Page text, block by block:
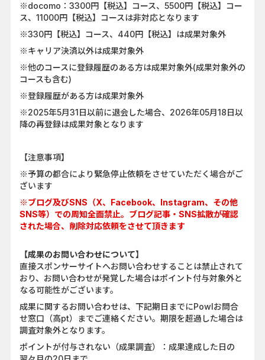
※docomo：3300円【税込】コース、5500円【税込】コー
ス、11000円【税込】コースは非対応となります
※330円【税込】コース、440円【税込】は成果対象外
※キャリア決済以外は成果対象外
※他のコースに登録履歴のある方は成果対象外(成果対象外の
コースも含む)
※登録履歴がある方は成果対象外
※2025年5月31日以前に退会した場合、2026年05月18日以
降の再登録は成果対象となります
【注意事項】
※予算の都合により緊急停止依頼をさせていただく場合がご
ざいます
※ブログ及びSNS（X、Facebook、Instagram、その他
SNS等）での周知全面禁止。ブログ記事・SNS拡散が確認
された場合、削除対応依頼をさせて頂きます
【成果のお問い合わせについて】
直接スポンサーサイトへお問い合わせすることは禁止されて
おり、お問い合わせが発覚した場合はポイント付与対象外と
なる可能性がございます。
成果に関するお問い合わせは、下記期日までにPowlお問合
せ窓口（高pt）までご連絡ください。期限を超過した場合は
調査対象外となります。
ポイントが付与されない（成果調査）：成果達成した日の